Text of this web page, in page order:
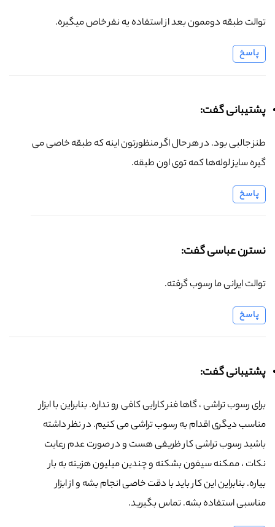
توالت طبقه دوممون بعد از استفاده یه نفر خاص میگیره.
پاسخ
پشتیبانی گفت:
طنز جالبی بود. در هر حال اگر منظورتون اینه که طبقه خاصی می
گیره سایز لوله‌ها کمه توی اون طبقه.
پاسخ
نسترن عباسی گفت:
توالت ایرانی ما رسوب گرفته.
پاسخ
پشتیبانی گفت:
برای رسوب تراشی ، گاها فنر کارایی کافی رو نداره. بنابراین با ابزار
مناسب دیگری اقدام به رسوب تراشی می کنیم. در نظر داشته
باشید رسوب تراشی کار ظریفی هست و در صورت عدم رعایت
نکات ، ممکنه سیفون بشکنه و چندین میلیون هزینه به بار
بیاره. بنابراین این کار باید با دقت خاصی انجام بشه و از ابزار
مناسبی استفاده بشه. تماس بگیرید.